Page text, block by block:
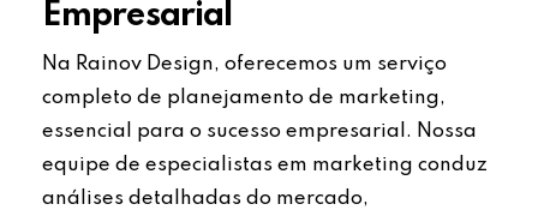
Empresarial
Na Rainov Design, oferecemos um serviço
completo de planejamento de marketing,
essencial para o sucesso empresarial. Nossa
equipe de especialistas em marketing conduz
análises detalhadas do mercado,